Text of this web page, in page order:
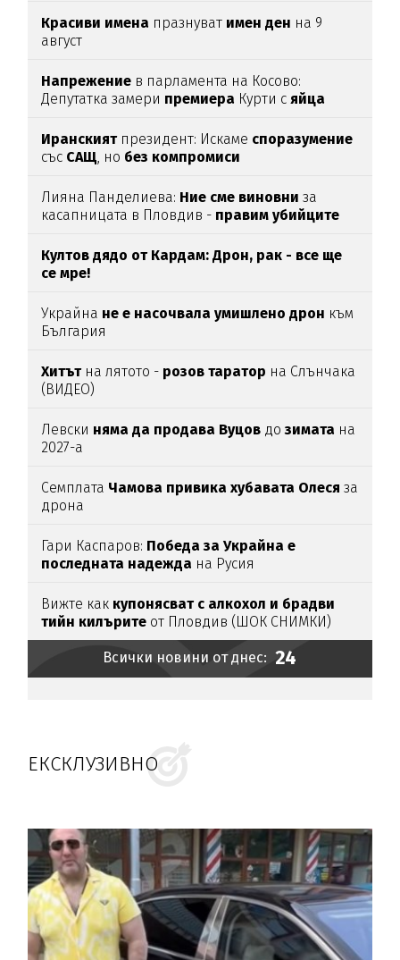
Красиви имена празнуват имен ден на 9
август
Напрежение в парламента на Косово:
Депутатка замери премиера Курти с яйца
Иранскиятпрезидент: Искаме споразумение
със САЩ , но без компромиси
Лияна Панделиева: Ние сме виновниза
касапницата в Пловдив - правим убийците
Култов дядо от Кардам: Дрон, рак - все ще
се мре!
Украйна не е насочвала умишлено дрон към
България
Хитътна лятото - розов таратор на Слънчака
(ВИДЕО)
Левски няма да продава Вуцов дозимата на
2027-а
Семплата Чамова привика хубавата Олеся за
дрона
Гари Каспаров: Победа за Украйна е
последната надежда на Русия
Вижте как купонясват с алкохол и брадви
тийн килърите от Пловдив (ШОК СНИМКИ)
Всички новини от днес: 24
ЕКСКЛУЗИВНО